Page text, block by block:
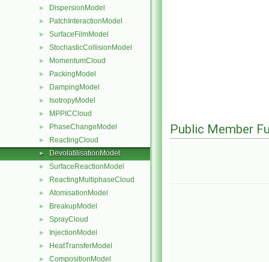
► DispersionModel
► PatchInteractionModel
► SurfaceFilmModel
► StochasticCollisionModel
► MomentumCloud
► PackingModel
► DampingModel
► IsotropyModel
► MPPICCloud
► PhaseChangeModel
► ReactingCloud
► DevolatilisationModel
► SurfaceReactionModel
► ReactingMultiphaseCloud
► AtomisationModel
► BreakupModel
► SprayCloud
► InjectionModel
► HeatTransferModel
► CompositionModel
Public Member